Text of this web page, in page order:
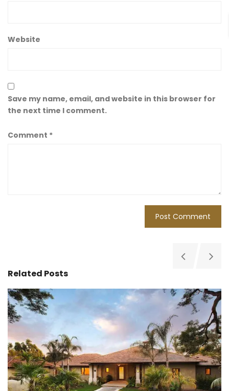
Website
Save my name, email, and website in this browser for
the next time I comment.
Comment *
Related Posts